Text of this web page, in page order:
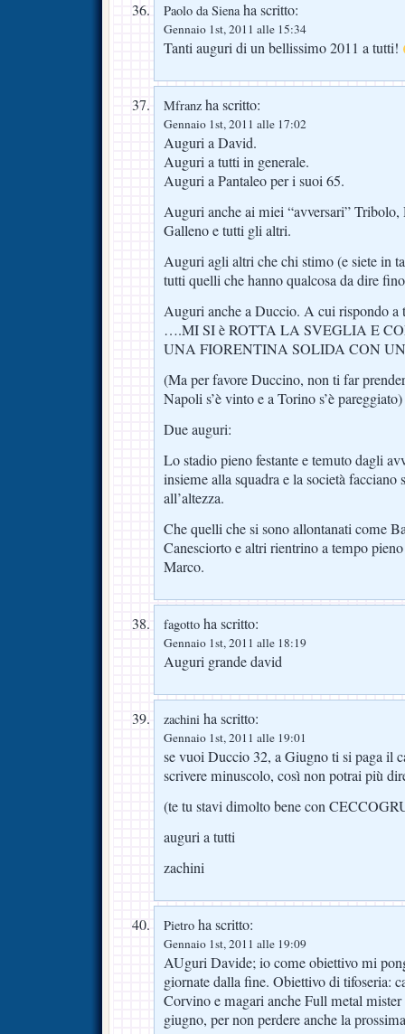
Paolo da Sienaha scritto:
Gennaio 1st, 2011 alle 15:34
Tanti auguri di un bellissimo 2011 a tutti!
Mfranz ha scritto:
Gennaio 1st, 2011 alle 17:02
Auguri a David.
Auguri a tutti in generale.
Auguri a Pantaleo per i suoi 65.
Auguri anche ai miei “avversari”
Galleno e tutti gli altri.
Auguri agli altri che chi stimo (e siete in
tutti quelli che hanno qualcosa da dire
Auguri anche a Duccio. A cui rispondo a
….MI SI è ROTTA LA SVEGLIA E
UNA FIORENTINA SOLIDA CON
(Ma per favore Duccino, non ti far
Napoli s’è vinto e a Torino s’è pareggiato)
Due auguri:
Lo stadio pieno festante e temuto dagli
insieme alla squadra e la società facciano
all’altezza.
Che quelli che si sono allontanati come
Canesciorto e altri rientrino a tempo
Marco.
fagotto ha scritto:
Gennaio 1st, 2011 alle 18:19
Auguri grande david
zachini ha scritto:
Gennaio 1st, 2011 alle 19:01
se vuoi Duccio 32, a Giugno ti si paga il
scrivere minuscolo, così non potrai più
(te tu stavi dimolto bene con
auguri a tutti
zachini
Pietro ha scritto:
Gennaio 1st, 2011 alle 19:09
AUguri Davide; io come obiettivo mi
giornate dalla fine. Obiettivo di tifoseria:
Corvino e magari anche Full metal
giugno, per non perdere anche la